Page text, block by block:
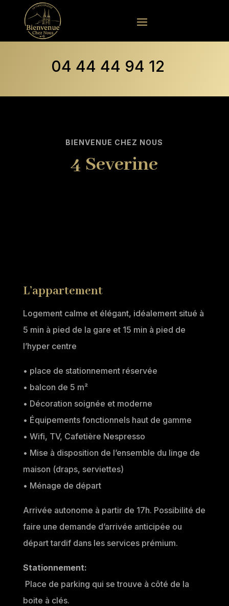
04 44 44 94 12
BIENVENUE CHEZ NOUS
4 Severine
L’appartement
Logement calme et élégant, idéalement situé à
5 min à pied de la gare et 15 min à pied de
l’hyper centre
• place de stationnement réservée
• balcon de 5 m²
• Décoration soignée et moderne
• Équipements fonctionnels haut de gamme
• Wifi, TV, Cafetière Nespresso
• Mise à disposition de l’ensemble du linge de
maison (draps, serviettes)
• Ménage de départ​​
Arrivée autonome à partir de 17h. Possibilité de
faire une demande d’arrivée anticipée ou
départ tardif dans les services prémium.
Stationnement:
Place de parking qui se trouve à côté de la
boite à clés.